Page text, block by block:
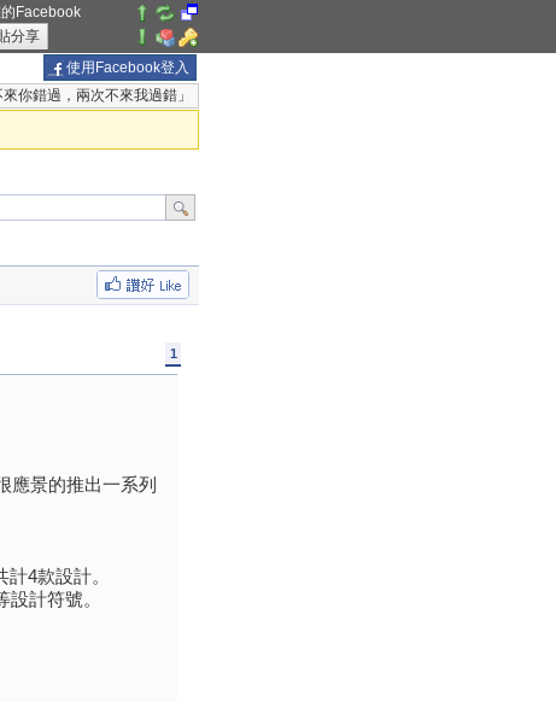
Facebook
分享
使用Facebook登入
來你錯過，兩次不來我過錯」
1
應景的推出一系列
4款設計。
計符號。